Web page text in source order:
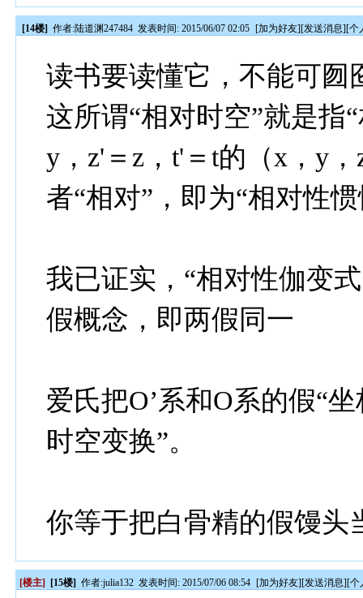
[14楼] 作者:陆道渊247484 发表时间: 2015/06/07 02:05 [加为好友][发送消息][个
读书要读懂它，不能可囫
这所谓“相对时空”就是指
y，z'＝z，t'＝t的（x，y
者“相对”，即为“相对性
我已证实，“相对性伽变
假概念，即两假同一
爱氏把O’系和O系的假“
时空变换”。
你等于把白骨精的假馒头
[楼主] [15楼] 作者:julia132 发表时间: 2015/07/06 08:54 [加为好友][发送消息][个